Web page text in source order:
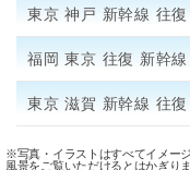
東京 神戸 新幹線 往復
福岡 東京 往復 新幹線
東京 滋賀 新幹線 往復
※写真・イラストはすべてイメー
風景をご覧いただけるとはかぎり